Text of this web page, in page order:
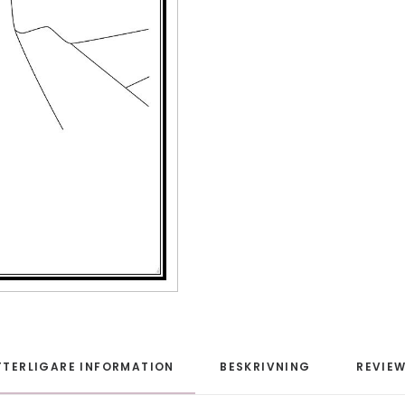
INFORMATION BESKRIVNING